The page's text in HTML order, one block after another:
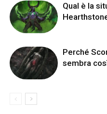
Qual è la
Perché
sembra